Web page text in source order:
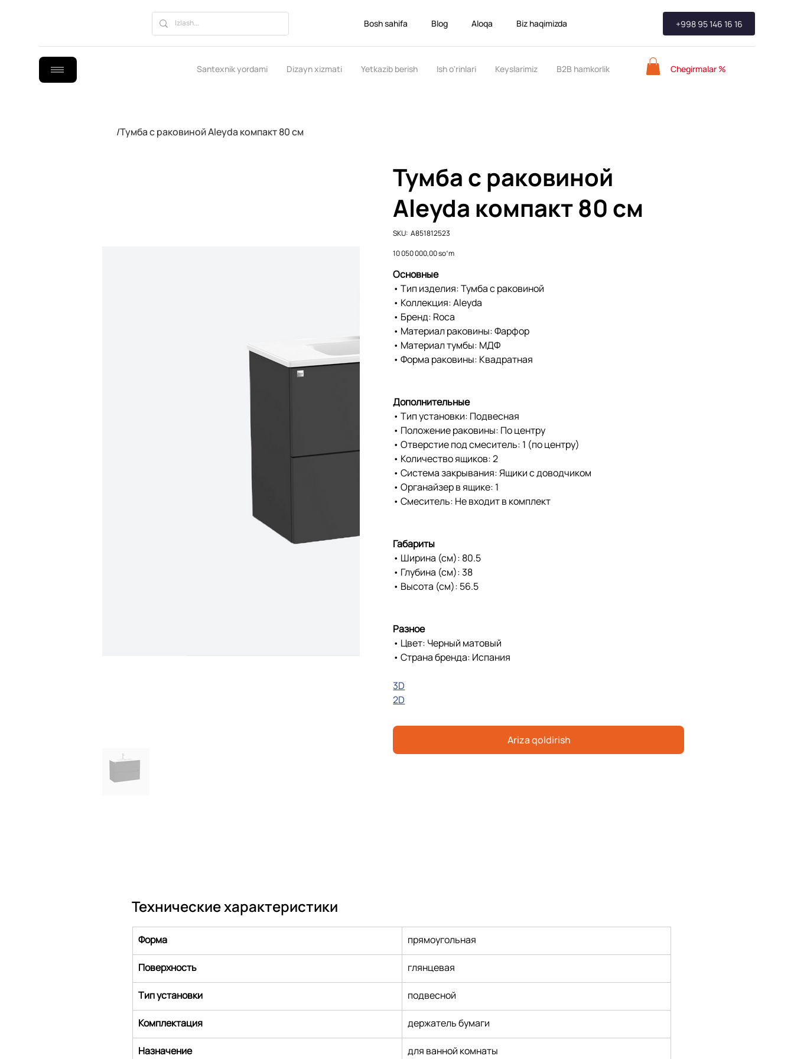
Bosh sahifa Blog Aloqa Biz haqimizda +998 95 146 16 16
Santexnik yordami Dizayn xizmati Yetkazib berish Ish o'rinlari Keyslarimiz B2B hamkorlik Chegirmalar %
/Тумба с раковиной Aleyda компакт 80 см
Тумба с раковиной
Aleyda компакт 80 см
SKU:
SKU
A851812523
A851812523
Price
10 050 000,00 soʻm
Основные
• Тип изделия: Тумба с раковиной
• Коллекция: Aleyda
• Бренд: Roca
• Материал раковины: Фарфор
• Материал тумбы: МДФ
• Форма раковины: Квадратная
Дополнительные
• Тип установки: Подвесная
• Положение раковины: По центру
• Отверстие под смеситель: 1 (по центру)
• Количество ящиков: 2
• Система закрывания: Ящики с доводчиком
• Органайзер в ящике: 1
• Смеситель: Не входит в комплект
Габариты
• Ширина (см): 80.5
• Глубина (см): 38
• Высота (см): 56.5
Разное
• Цвет: Черный матовый
• Страна бренда: Испания
3D
2D
Ariza qoldirish
Технические характеристики
Форма прямоугольная
Поверхность глянцевая
Тип установки подвесной
Комплектация держатель бумаги
Назначение для ванной комнаты